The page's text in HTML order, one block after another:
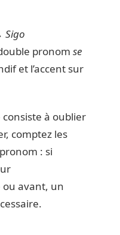
Sigo
pronom se
et l’accent sur
consiste à oublier
comptez les
: si
ou avant, un